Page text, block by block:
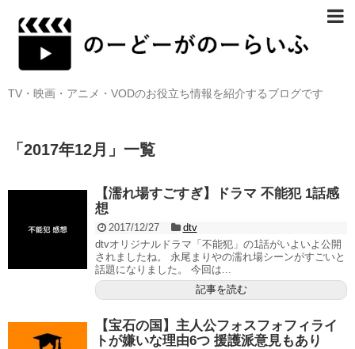
TV・映画・アニメ・VODのお役立ち情報を紹介するブログです
「 2017年12月 」 一覧
【濡れ場すごすぎ】ドラマ 不能犯 1話感
想
2017/12/27
dtv
dtvオリジナルドラマ「不能犯」の1話がいよいよ公開
されましたね。 永尾まりやの濡れ場シーンがすごいと
話題になりました。 今回は...
記事を読む
【宝石の国】主人公フォスフォフィライ
トが嫌いな理由6つ 援護派意見もあり